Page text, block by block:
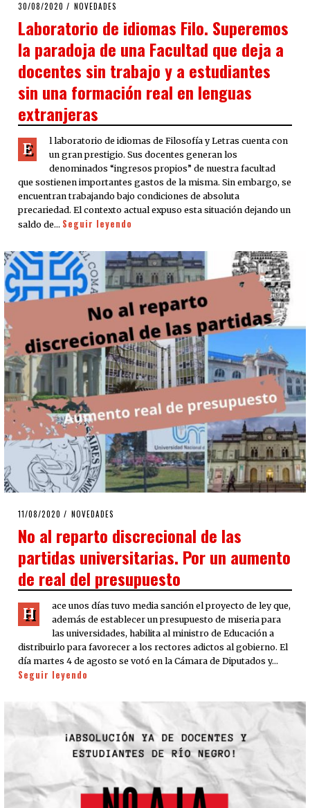
POSTED
30/08/2020 24/09/2020
NOVEDADES
Laboratorio de idiomas Filo. Superemos
la paradoja de una Facultad que deja a
docentes sin trabajo y a estudiantes
sin una formación real en lenguas
extranjeras
E
l laboratorio de idiomas de Filosofía y Letras cuenta con
un gran prestigio. Sus docentes generan los
denominados “ingresos propios” de nuestra facultad
que sostienen importantes gastos de la misma. Sin embargo, se
encuentran trabajando bajo condiciones de absoluta
precariedad. El contexto actual expuso esta situación dejando un
saldo de… Seguir leyendo
POSTED
11/08/2020 11/08/2020
NOVEDADES
No al reparto discrecional de las
partidas universitarias. Por un aumento
de real del presupuesto
H
ace unos días tuvo media sanción el proyecto de ley que,
además de establecer un presupuesto de miseria para
las universidades, habilita al ministro de Educación a
distribuirlo para favorecer a los rectores adictos al gobierno. El
día martes 4 de agosto se votó en la Cámara de Diputados y…
Seguir leyendo